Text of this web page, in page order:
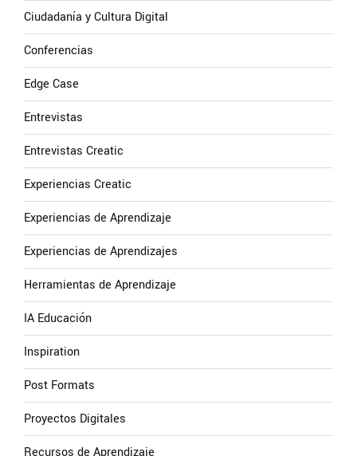
Ciudadanía y Cultura Digital
Conferencias
Edge Case
Entrevistas
Entrevistas Creatic
Experiencias Creatic
Experiencias de Aprendizaje
Experiencias de Aprendizajes
Herramientas de Aprendizaje
IA Educación
Inspiration
Post Formats
Proyectos Digitales
Recursos de Aprendizaje